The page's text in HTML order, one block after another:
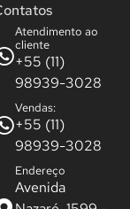
Atendimento ao
cliente
+55 (11)
98939-3028
Vendas:
+55 (11)
98939-3028
Endereço
Avenida